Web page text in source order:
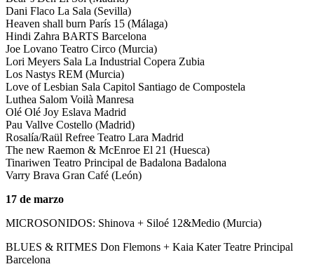
Dani Flaco La Sala (Sevilla)
Heaven shall burn París 15 (Málaga)
Hindi Zahra BARTS Barcelona
Joe Lovano Teatro Circo (Murcia)
Lori Meyers Sala La Industrial Copera Zubia
Los Nastys REM (Murcia)
Love of Lesbian Sala Capitol Santiago de Compostela
Luthea Salom Voilà Manresa
Olé Olé Joy Eslava Madrid
Pau Vallve Costello (Madrid)
Rosalía/Raül Refree Teatro Lara Madrid
The new Raemon & McEnroe El 21 (Huesca)
Tinariwen Teatro Principal de Badalona Badalona
Varry Brava Gran Café (León)
17 de marzo
MICROSONIDOS: Shinova + Siloé 12&Medio (Murcia)
BLUES & RITMES Don Flemons + Kaia Kater Teatre Principal
Barcelona